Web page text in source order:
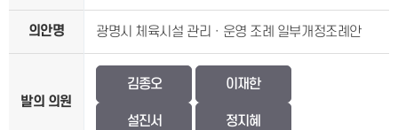
의안명 광명시 체육시설 관리ㆍ운영 조례 일부개정조례안
발의 의원
김종오 이재한
설진서 정지혜